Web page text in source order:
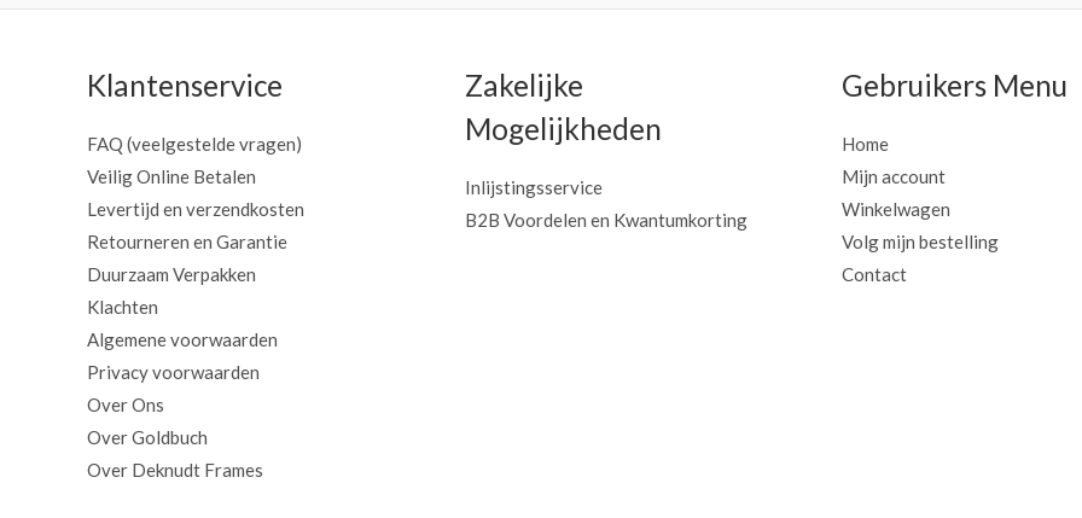
Klantenservice
FAQ (veelgestelde vragen)
Veilig Online Betalen
Levertijd en verzendkosten
Retourneren en Garantie
Duurzaam Verpakken
Klachten
Algemene voorwaarden
Privacy voorwaarden
Over Ons
Over Goldbuch
Over Deknudt Frames
Zakelijke
Mogelijkheden
Inlijstingsservice
B2B Voordelen en Kwantumkorting
Gebruikers Menu
Home
Mijn account
Winkelwagen
Volg mijn bestelling
Contact